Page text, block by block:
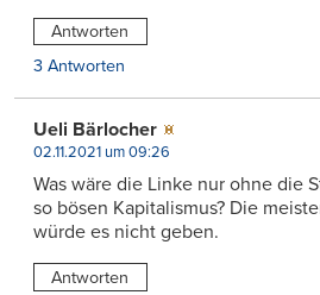
Antworten
3 Antworten
Ueli Bärlocher
02.11.2021 um 09:26
Was wäre die Linke nur ohne die
so bösen Kapitalismus? Die
würde es nicht geben.
Antworten